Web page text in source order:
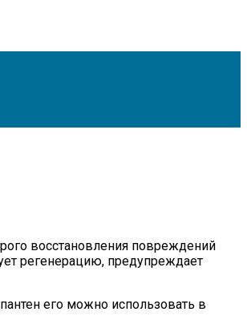
восстановления повреждений
регенерацию, предупреждает
его можно использовать в